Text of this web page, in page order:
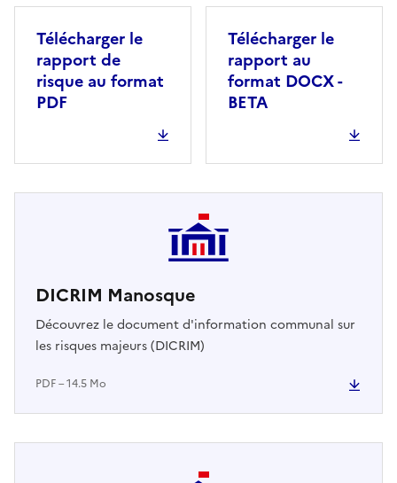
Télécharger le
rapport de
risque au format
PDF
Télécharger le
rapport au
format DOCX -
BETA
DICRIM Manosque
PDF – 14.5 Mo
Découvrez le document d'information communal sur
les risques majeurs (DICRIM)